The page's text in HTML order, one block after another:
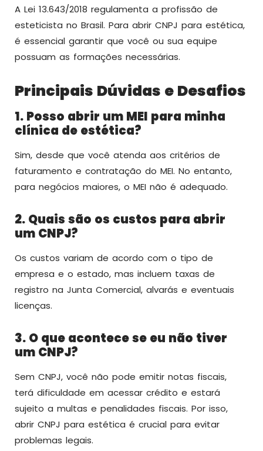
A Lei 13.643/2018 regulamenta a profissão de
esteticista no Brasil. Para abrir CNPJ para estética,
é essencial garantir que você ou sua equipe
possuam as formações necessárias.
Principais Dúvidas e Desafios
1. Posso abrir um MEI para minha
clínica de estética?
Sim, desde que você atenda aos critérios de
faturamento e contratação do MEI. No entanto,
para negócios maiores, o MEI não é adequado.
2. Quais são os custos para abrir
um CNPJ?
Os custos variam de acordo com o tipo de
empresa e o estado, mas incluem taxas de
registro na Junta Comercial, alvarás e eventuais
licenças.
3. O que acontece se eu não tiver
um CNPJ?
Sem CNPJ, você não pode emitir notas fiscais,
terá dificuldade em acessar crédito e estará
sujeito a multas e penalidades fiscais. Por isso,
abrir CNPJ para estética é crucial para evitar
problemas legais.